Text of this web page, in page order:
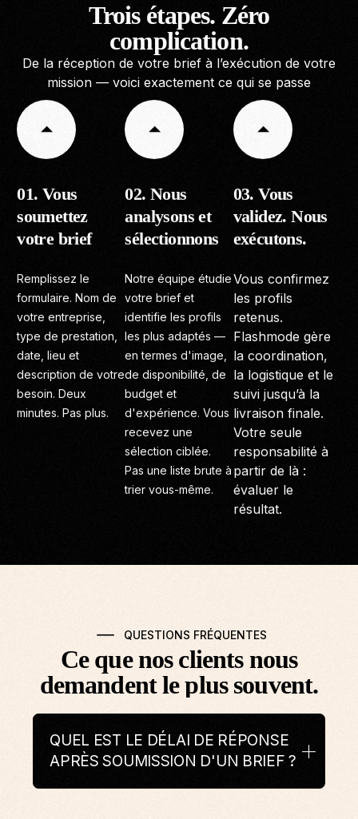
Trois étapes. Zéro
complication.
De la réception de votre brief à l’exécution de votre
mission — voici exactement ce qui se passe
01. Vous
soumettez
votre brief
Remplissez le
formulaire. Nom de
votre entreprise,
type de prestation,
date, lieu et
description de votre
besoin. Deux
minutes. Pas plus.
02. Nous
analysons et
sélectionnons
Notre équipe étudie
votre brief et
identifie les profils
les plus adaptés —
en termes d'image,
de disponibilité, de
budget et
d'expérience. Vous
recevez une
sélection ciblée.
Pas une liste brute à
trier vous-même.
03. Vous
validez. Nous
exécutons.
Vous confirmez
les profils
retenus.
Flashmode gère
la coordination,
la logistique et le
suivi jusqu’à la
livraison finale.
Votre seule
responsabilité à
partir de là :
évaluer le
résultat.
QUESTIONS FRÉQUENTES
Ce que nos clients nous
demandent le plus souvent.
QUEL EST LE DÉLAI DE RÉPONSE
APRÈS SOUMISSION D'UN BRIEF ?